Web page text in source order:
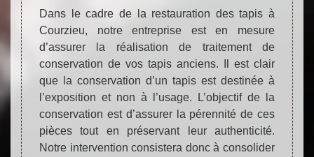
Dans le cadre de la restauration des tapis à
Courzieu, notre entreprise est en mesure
d’assurer la réalisation de traitement de
conservation de vos tapis anciens. Il est clair
que la conservation d’un tapis est destinée à
l’exposition et non à l’usage. L’objectif de la
conservation est d’assurer la pérennité de ces
pièces tout en préservant leur authenticité.
Notre intervention consistera donc à consolider